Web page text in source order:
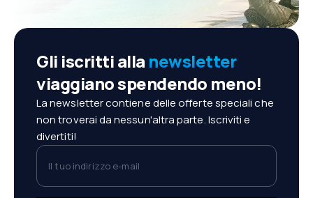
Gli iscritti alla newsletter
viaggiano spendendo meno!
La newsletter contiene delle offerte speciali che
non troverai da nessun'altra parte. Iscriviti e
divertiti!
Il tuo indirizzo e-mail